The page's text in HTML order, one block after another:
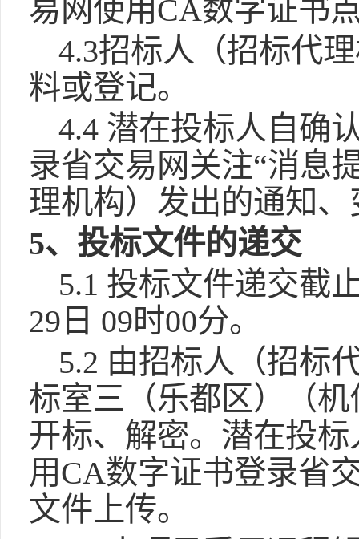
易网使用CA数字证书
4.3招标人（招标代
料或登记。
4.4 潜在投标人自确
录省交易网关注“消息
理机构）发出的通知
5、投标文件的递交
5.1 投标文件递交截
29日 09时00分。
5.2 由招标人（招标
标室三（乐都区）（
开标、解密。潜在投
用CA数字证书登录省
文件上传。